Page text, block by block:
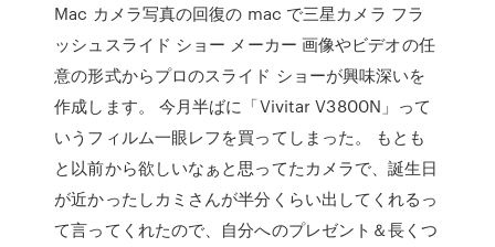
Mac カメラ写真の回復の mac で三星カメラ フラ
ッシュスライド ショー メーカー 画像やビデオの任
意の形式からプロのスライド ショーが興味深いを
作成します。 今月半ばに「Vivitar V3800N」って
いうフィルム一眼レフを買ってしまった。 もとも
と以前から欲しいなぁと思ってたカメラで、誕生日
が近かったしカミさんが半分くらい出してくれるっ
て言ってくれたので、自分へのプレゼント＆長くつ